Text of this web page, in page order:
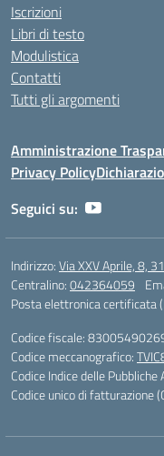
Iscrizioni
Libri di testo
Modulistica
Contatti
Tutti gli argomenti
Amministrazione
Privacy Policy
Seguici su:
Indirizzo:Via XXV Aprile, 8,
Centralino:042364059
Posta elettronica certificata
Codice fiscale:
Codice meccanografico:
Codice Indice delle
Codice unico di fatturazione